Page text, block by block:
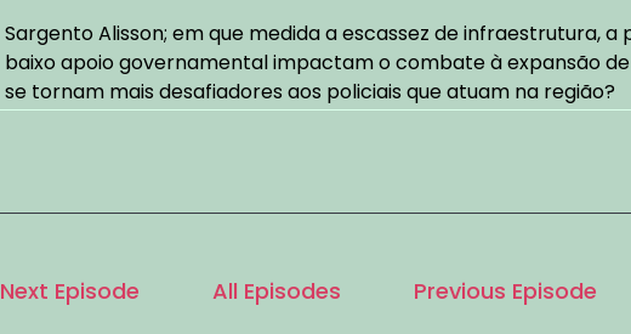
Sargento Alisson; em que medida a escassez de infraestrutura,
baixo apoio governamental impactam o combate à expansão
se tornam mais desafiadores aos policiais que atuam na região?
situação da extensão territorial! Eu creio que essa falsa
eu creio que realmente haveria uma grande mudança de
acesso! Pude observar, por uma visita institucional ao Centro de
Next Episode All Episodes Previous Episode